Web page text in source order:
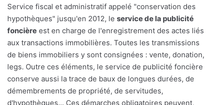
Service fiscal et administratif appelé "conservation des
hypothèques" jusqu'en 2012, le service de la publicité
foncière est en charge de l'enregistrement des actes liés
aux transactions immobilières. Toutes les transmissions
de biens immobiliers y sont consignées : vente, donation,
legs. Outre ces éléments, le service de publicité foncière
conserve aussi la trace de baux de longues durées, de
démembrements de propriété, de servitudes,
d'hypothèques... Ces démarches obligatoires peuvent,